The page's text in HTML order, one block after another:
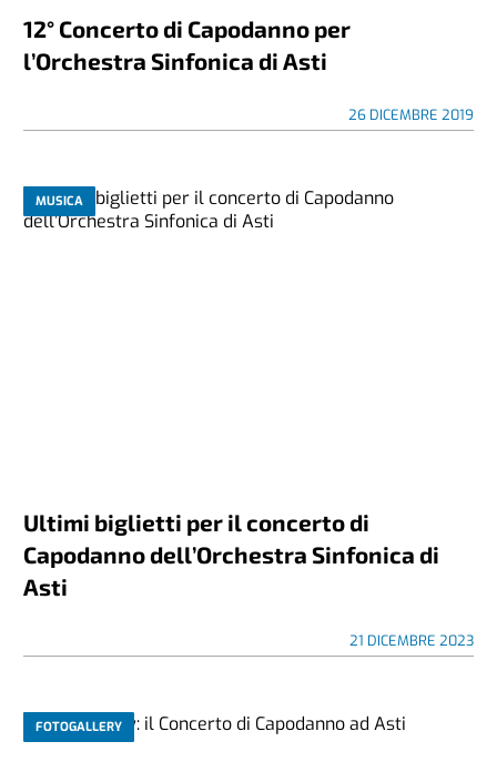
12° Concerto di Capodanno per
l’Orchestra Sinfonica di Asti
26 DICEMBRE 2019
MUSICA
Ultimi biglietti per il concerto di
Capodanno dell’Orchestra Sinfonica di
Asti
21 DICEMBRE 2023
FOTOGALLERY